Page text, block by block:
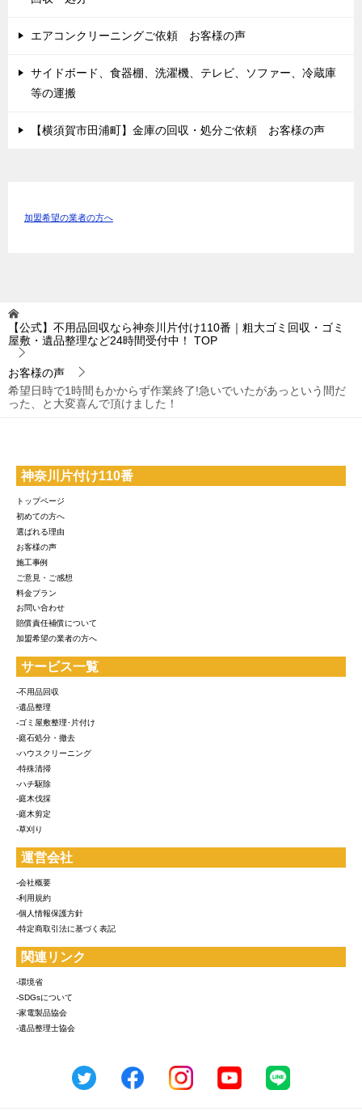
エアコンクリーニングご依頼 お客様の声
サイドボード、食器棚、洗濯機、テレビ、ソファー、冷蔵庫
等の運搬
【横須賀市田浦町】金庫の回収・処分ご依頼 お客様の声
加盟希望の業者の方へ
【公式】不用品回収なら神奈川片付け110番｜粗大ゴミ回収・ゴミ
屋敷・遺品整理など24時間受付中！
TOP
お客様の声
希望日時で1時間もかからず作業終了!急いでいたがあっという間だ
った、と大変喜んで頂けました！
神奈川片付け110番
トップページ
初めての方へ
選ばれる理由
お客様の声
施工事例
ご意見・ご感想
料金プラン
お問い合わせ
賠償責任補償について
加盟希望の業者の方へ
サービス一覧
-不用品回収
-遺品整理
-ゴミ屋敷整理･片付け
-庭石処分・撤去
-ハウスクリーニング
-特殊清掃
-ハチ駆除
-庭木伐採
-庭木剪定
-草刈り
運営会社
-会社概要
-利用規約
-個人情報保護方針
-特定商取引法に基づく表記
関連リンク
-環境省
-SDGsについて
-家電製品協会
-遺品整理士協会